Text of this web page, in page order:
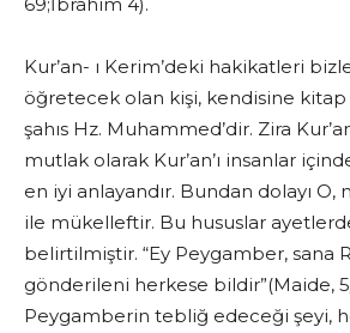
Kur’an- ı Kerim’deki hakikatleri
öğretecek olan kişi, kendisine
şahıs Hz. Muhammed’dir. Zira
mutlak olarak Kur’an’ı insanlar
en iyi anlayandır. Bundan dolayı
ile mükelleftir. Bu hususlar
belirtilmiştir. “Ey Peygamber, sana
gönderileni herkese bildir”(Maide,
Peygamberin tebliğ edeceği şeyi,